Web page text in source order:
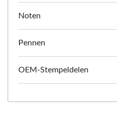
Noten
Pennen
OEM-Stempeldelen